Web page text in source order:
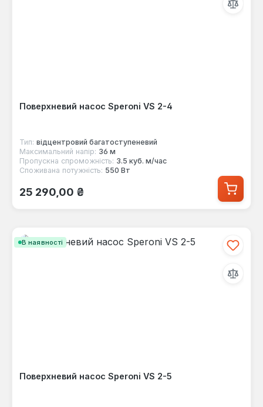
Поверхневий насос Speroni VS 2-4
Тип: відцентровий багатоступеневий
Максимальний напір: 36 м
Пропускна спроможність: 3.5 куб. м/час
Споживана потужність: 550 Вт
Звичайна ціна:
25 290,00 ₴
В наявності
Поверхневий насос Speroni VS 2-5